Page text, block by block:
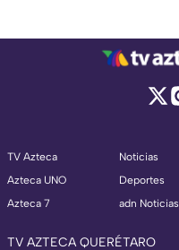
TV Azteca
Azteca UNO
Azteca 7
Noticias
Deportes
adn Noticias
TV AZTECA QUERÉTARO